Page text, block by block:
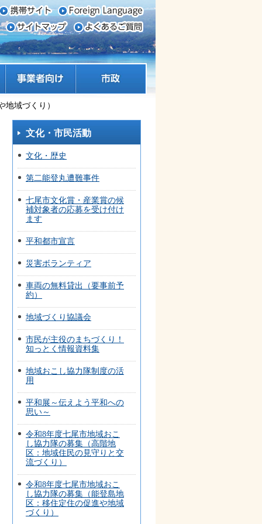
域づくり）
文化・市民活動
文化・歴史
第二能登丸遭難事件
七尾市文化賞・産業賞の候
補対象者の応募を受け付け
ます
平和都市宣言
災害ボランティア
車両の無料貸出（要事前予
約）
地域づくり協議会
市民が主役のまちづくり！
知っとく情報資料集
地域おこし協力隊制度の活
用
平和展～伝えよう平和への
思い～
令和8年度七尾市地域おこ
し協力隊の募集（高階地
区：地域住民の見守りと交
流づくり）
令和8年度七尾市地域おこ
し協力隊の募集（能登島地
区：移住定住の促進や地域
づくり）